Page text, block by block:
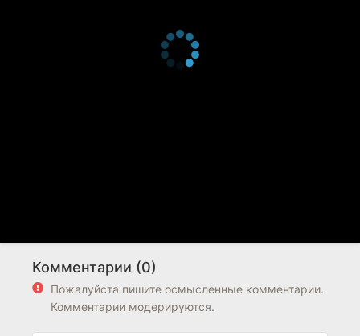
Комментарии (0)
Пожалуйста пишите осмысленные комментарии.
Комментарии модерируются.